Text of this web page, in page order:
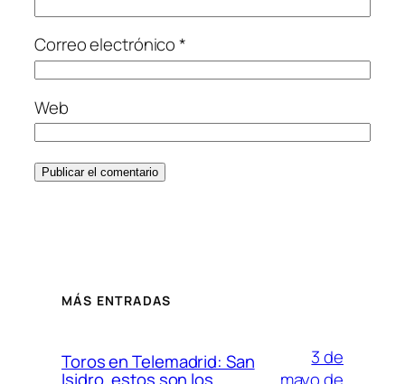
Correo electrónico*
Web
MÁS ENTRADAS
Toros en Telemadrid: San
3 de
mayo de